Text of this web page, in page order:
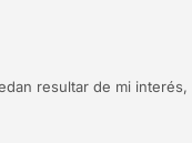
resultar de mi interés,